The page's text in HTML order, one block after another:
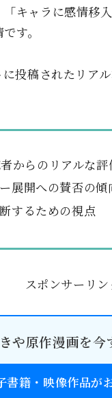
キャラに感情移
す。
投稿されたリア
からのリアルな評
展開への賛否の傾
するための視点
スポンサーリン
や原作漫画を今
籍・映像作品が